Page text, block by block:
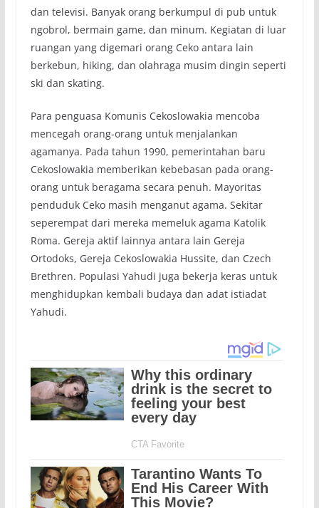
dan televisi. Banyak orang berkumpul di pub untuk
ngobrol, bermain game, dan minum. Kegiatan di luar
ruangan yang digemari orang Ceko antara lain
berkebun, hiking, dan olahraga musim dingin seperti
ski dan skating.
Para penguasa Komunis Cekoslowakia mencoba
mencegah orang-orang untuk menjalankan
agamanya. Pada tahun 1990, pemerintahan baru
Cekoslowakia memberikan kebebasan pada orang-
orang untuk beragama secara penuh. Mayoritas
penduduk Ceko masih menganut agama. Sekitar
seperempat dari mereka memeluk agama Katolik
Roma. Gereja aktif lainnya antara lain Gereja
Ortodoks, Gereja Cekoslowakia Hussite, dan Czech
Brethren. Populasi Yahudi juga bekerja keras untuk
menghidupkan kembali budaya dan adat istiadat
Yahudi.